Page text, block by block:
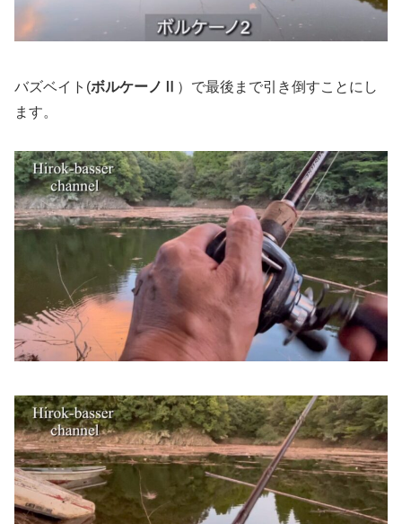
バズベイト(ボルケーノⅡ
）で最後まで引き倒すことにし
ます。